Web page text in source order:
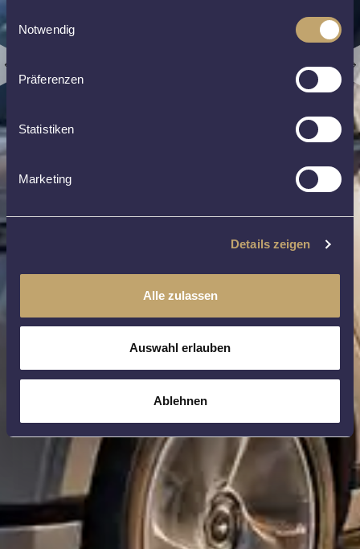
Richtlinie]
Notwendig
Präferenzen
Statistiken
Marketing
Details zeigen
Alle zulassen
Auswahl erlauben
Ablehnen